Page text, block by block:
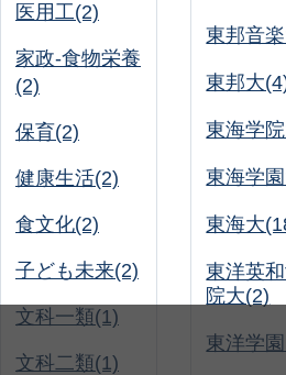
医用工(2)
家政-食物栄養
(2)
保育(2)
健康生活(2)
食文化(2)
子ども未来(2)
文科一類(1)
文科二類(1)
東邦音
東邦大
東海学
東海学
東海大
東洋英
院大(2)
東洋学